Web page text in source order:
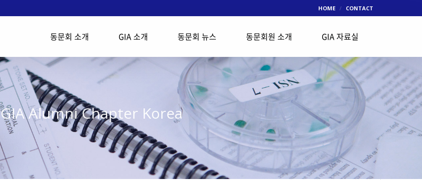
HOME CONTACT
동문회 소개 GIA 소개 동문회 뉴스 동문회원 소개 GIA 자료실
GIA Alumni Chapter Korea